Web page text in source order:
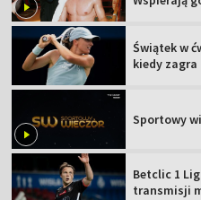
Świątek w
kiedy zagra
Sportowy
Betclic 1
transmisji